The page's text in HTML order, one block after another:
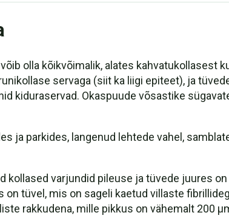
olla kõikvõimalik, alates kahvatukollasest
servaga (siit ka liigi epiteet), ja
kiduraservad. Okaspuude võsastike
ja parkides, langenud lehtede vahel,
kollased varjundid pileuse ja tüvede juures
on tüvel, mis on sageli kaetud villaste
rakkudena, mille pikkus on vähemalt 200